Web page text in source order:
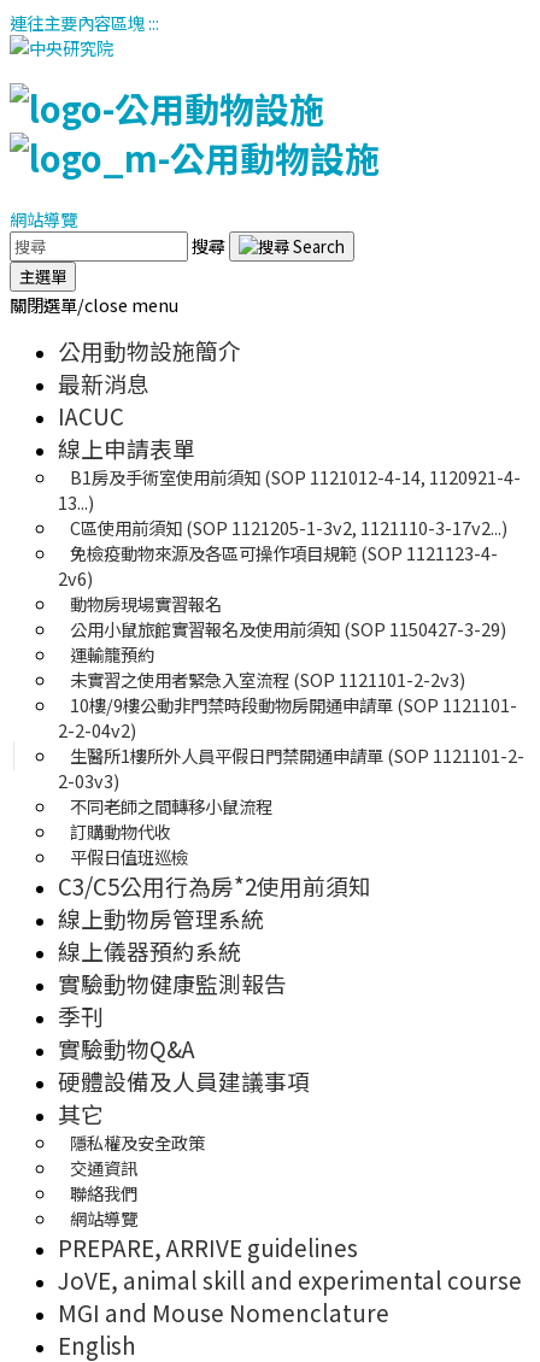
連往主要內容區塊:::
網站導覽
搜尋
主選單
關閉選單/close menu
公用動物設施簡介
最新消息
IACUC
線上申請表單
B1房及手術室使用前須知 (SOP 1121012-4-14, 1120921-4-
13...)
C區使用前須知 (SOP 1121205-1-3v2, 1121110-3-17v2...)
免檢疫動物來源及各區可操作項目規範 (SOP 1121123-4-
2v6)
動物房現場實習報名
公用小鼠旅館實習報名及使用前須知 (SOP 1150427-3-29)
運輸籠預約
未實習之使用者緊急入室流程 (SOP 1121101-2-2v3)
10樓/9樓公動非門禁時段動物房開通申請單 (SOP 1121101-
2-2-04v2)
生醫所1樓所外人員平假日門禁開通申請單 (SOP 1121101-2-
2-03v3)
不同老師之間轉移小鼠流程
訂購動物代收
平假日值班巡檢
C3/C5公用行為房*2使用前須知
線上動物房管理系統
線上儀器預約系統
實驗動物健康監測報告
季刊
實驗動物Q&A
硬體設備及人員建議事項
其它
隱私權及安全政策
交通資訊
聯絡我們
網站導覽
PREPARE, ARRIVE guidelines
JoVE, animal skill and experimental course
MGI and Mouse Nomenclature
English